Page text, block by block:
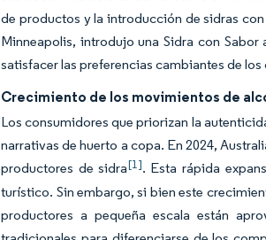
de productos y la introducción de sidras
Minneapolis, introdujo una Sidra con
satisfacer las preferencias cambiantes de
Crecimiento de los movimientos de
Los consumidores que priorizan la
narrativas de huerto a copa. En 2024,
productores de sidra[1]. Esta rápida
turístico. Sin embargo, si bien este
productores a pequeña escala están